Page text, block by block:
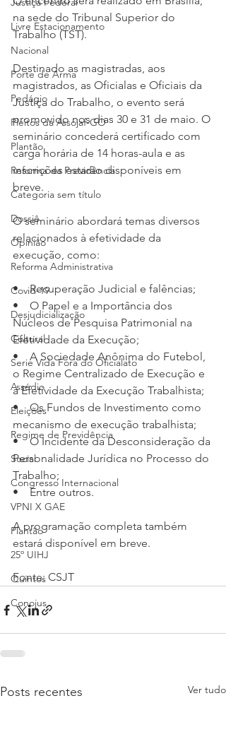
Livre Estacionamento
Nacional
Porte de Arma
Pedágio
Pleitos da Assojaf-GO
Plantão
Reforma da Previdência
Categoria sem título
Dossiê
Opinião
Reforma Administrativa
Covid-19
Desjudicialização
Cultural
Serie Vida Fora do Oficialato
Assédio
Eleições
Regime de Previdência
Social
Congresso Internacional
VPNI X GAE
Plantão
25º UIHJ
Quintos
Conojus
na sede do Tribunal Superior do
Trabalho (TST).
Destinado as magistradas, aos
magistrados, as Oficialas e Oficiais da
Justiça do Trabalho, o evento será
promovido nos dias 30 e 31 de maio. O
seminário concederá certificado com
carga horária de 14 horas-aula e as
inscrições estarão disponíveis em
breve.
O seminário abordará temas diversos
relacionados à efetividade da
execução, como:
•    Recuperação Judicial e falências;
•    O Papel e a Importância dos
Núcleos de Pesquisa Patrimonial na
Efetividade da Execução;
•    A Sociedade Anônima do Futebol,
o Regime Centralizado de Execução e
a Efetividade da Execução Trabalhista;
•    Os Fundos de Investimento como
mecanismo de execução trabalhista;
•    O Incidente da Desconsideração da
Personalidade Jurídica no Processo do
Trabalho;
•    Entre outros.
A programação completa também
estará disponível em breve.
Fonte: CSJT
Posts recentes Ver tudo